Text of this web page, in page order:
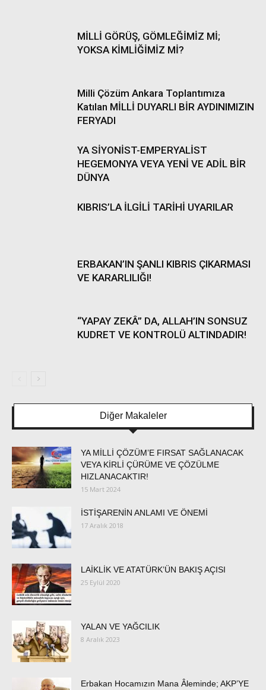
MİLLİ GÖRÜŞ, GÖMLEĞİMİZ Mİ;
YOKSA KİMLİĞİMİZ Mİ?
Milli Çözüm Ankara Toplantımıza
Katılan MİLLİ DUYARLI BİR AYDINIMIZIN
FERYADI
YA SİYONİST-EMPERYALİST
HEGEMONYA VEYA YENİ VE ADİL BİR
DÜNYA
KIBRIS’LA İLGİLİ TARİHİ UYARILAR
ERBAKAN’IN ŞANLI KIBRIS ÇIKARMASI
VE KARARLILIĞI!
“YAPAY ZEKÂ” DA, ALLAH’IN SONSUZ
KUDRET VE KONTROLÜ ALTINDADIR!
Diğer Makaleler
YA MİLLİ ÇÖZÜM’E FIRSAT SAĞLANACAK
VEYA KİRLİ ÇÜRÜME VE ÇÖZÜLME
HIZLANACAKTIR!
15 Mart 2024
İSTİŞARENİN ANLAMI VE ÖNEMİ
17 Aralık 2018
LAİKLİK VE ATATÜRK’ÜN BAKIŞ AÇISI
25 Eylül 2020
YALAN VE YAĞCILIK
8 Aralık 2023
Erbakan Hocamızın Mana Âleminde; AKP’YE